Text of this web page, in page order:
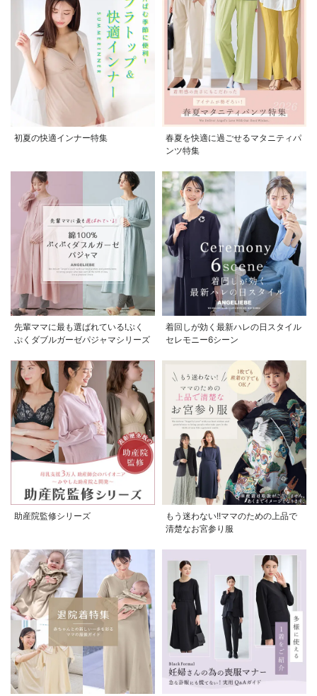
お買い物を続ける カートへ進む
初夏の快適インナー特集
春夏を快適に過ごせるマタニティパ
ンツ特集
先輩ママに最も選ばれている!ぷく
ぷくダブルガーゼパジャマシリーズ
着回しが効く最新ハレの日スタイル
セレモニー6シーン
助産院監修シリーズ
もう迷わない!!ママのための上品で
清楚なお宮参り服
お気に入り商品を確認する